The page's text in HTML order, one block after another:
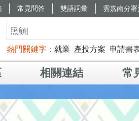
常見問答 雙語詞彙 雲嘉南分
熱門關鍵字 就業 產投方案 申請書
相關連結 常